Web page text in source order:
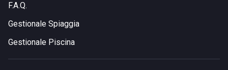
F.A.Q.
Gestionale Spiaggia
Gestionale Piscina